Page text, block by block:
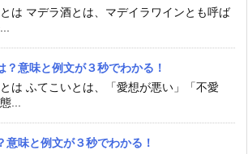
とは マデラ酒とは、マデイラワインとも呼ば
？意味と例文が３秒でわかる！
とは ふてこいとは、「愛想が悪い」「不愛
...
意味と例文が３秒でわかる！